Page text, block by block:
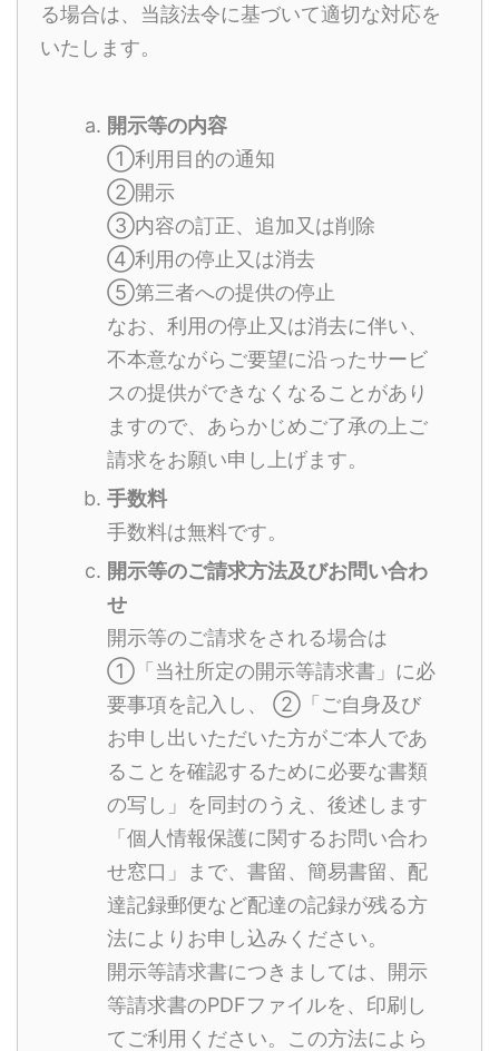
る場合は、当該法令に基づいて適切な対応を
いたします。
開示等の内容
①利用目的の通知
②開示
③内容の訂正、追加又は削除
④利用の停止又は消去
⑤第三者への提供の停止
なお、利用の停止又は消去に伴い、
不本意ながらご要望に沿ったサービ
スの提供ができなくなることがあり
ますので、あらかじめご了承の上ご
請求をお願い申し上げます。
手数料
手数料は無料です。
開示等のご請求方法及びお問い合わ
せ
開示等のご請求をされる場合は
①「当社所定の開示等請求書」に必
要事項を記入し、 ②「ご自身及び
お申し出いただいた方がご本人であ
ることを確認するために必要な書類
の写し」を同封のうえ、後述します
「個人情報保護に関するお問い合わ
せ窓口」まで、書留、簡易書留、配
達記録郵便など配達の記録が残る方
法によりお申し込みください。
開示等請求書につきましては、開示
等請求書のPDFファイルを、印刷し
てご利用ください。この方法によら